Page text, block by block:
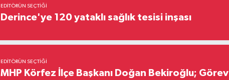
EDITÖRÜN SEÇTIĞI
Derince'ye 120 yataklı sağlık tesisi inşası
EDITÖRÜN SEÇTIĞI
MHP Körfez İlçe Başkanı Doğan Bekiroğlu; Görev